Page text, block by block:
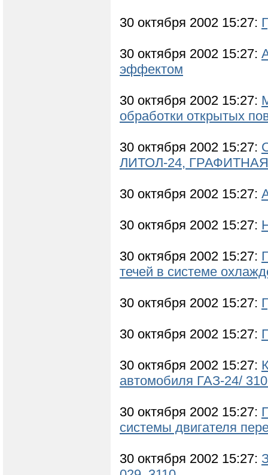
30 октября 2002 15:27:
30 октября 2002 15:27:
эффектом
30 октября 2002 15:27:
обработки открытых
30 октября 2002 15:27:
ЛИТОЛ-24,
30 октября 2002 15:27:
30 октября 2002 15:27:
30 октября 2002 15:27:
течей в системе
30 октября 2002 15:27:
30 октября 2002 15:27:
30 октября 2002 15:27:
автомобиля ГАЗ-24/
30 октября 2002 15:27:
системы двигателя
30 октября 2002 15:27: